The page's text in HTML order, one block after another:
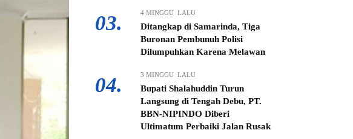
03. 4 MINGGU LALU
Ditangkap di Samarinda, Tiga
Buronan Pembunuh Polisi
Dilumpuhkan Karena Melawan
04. 3 MINGGU LALU
Bupati Shalahuddin Turun
Langsung di Tengah Debu, PT.
BBN-NIPINDO Diberi
Ultimatum Perbaiki Jalan Rusak